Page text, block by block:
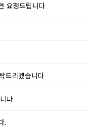
요청드립니다
드리겠습니다
다
.